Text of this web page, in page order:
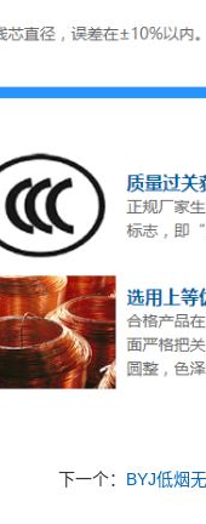
下一个： BYJ低烟